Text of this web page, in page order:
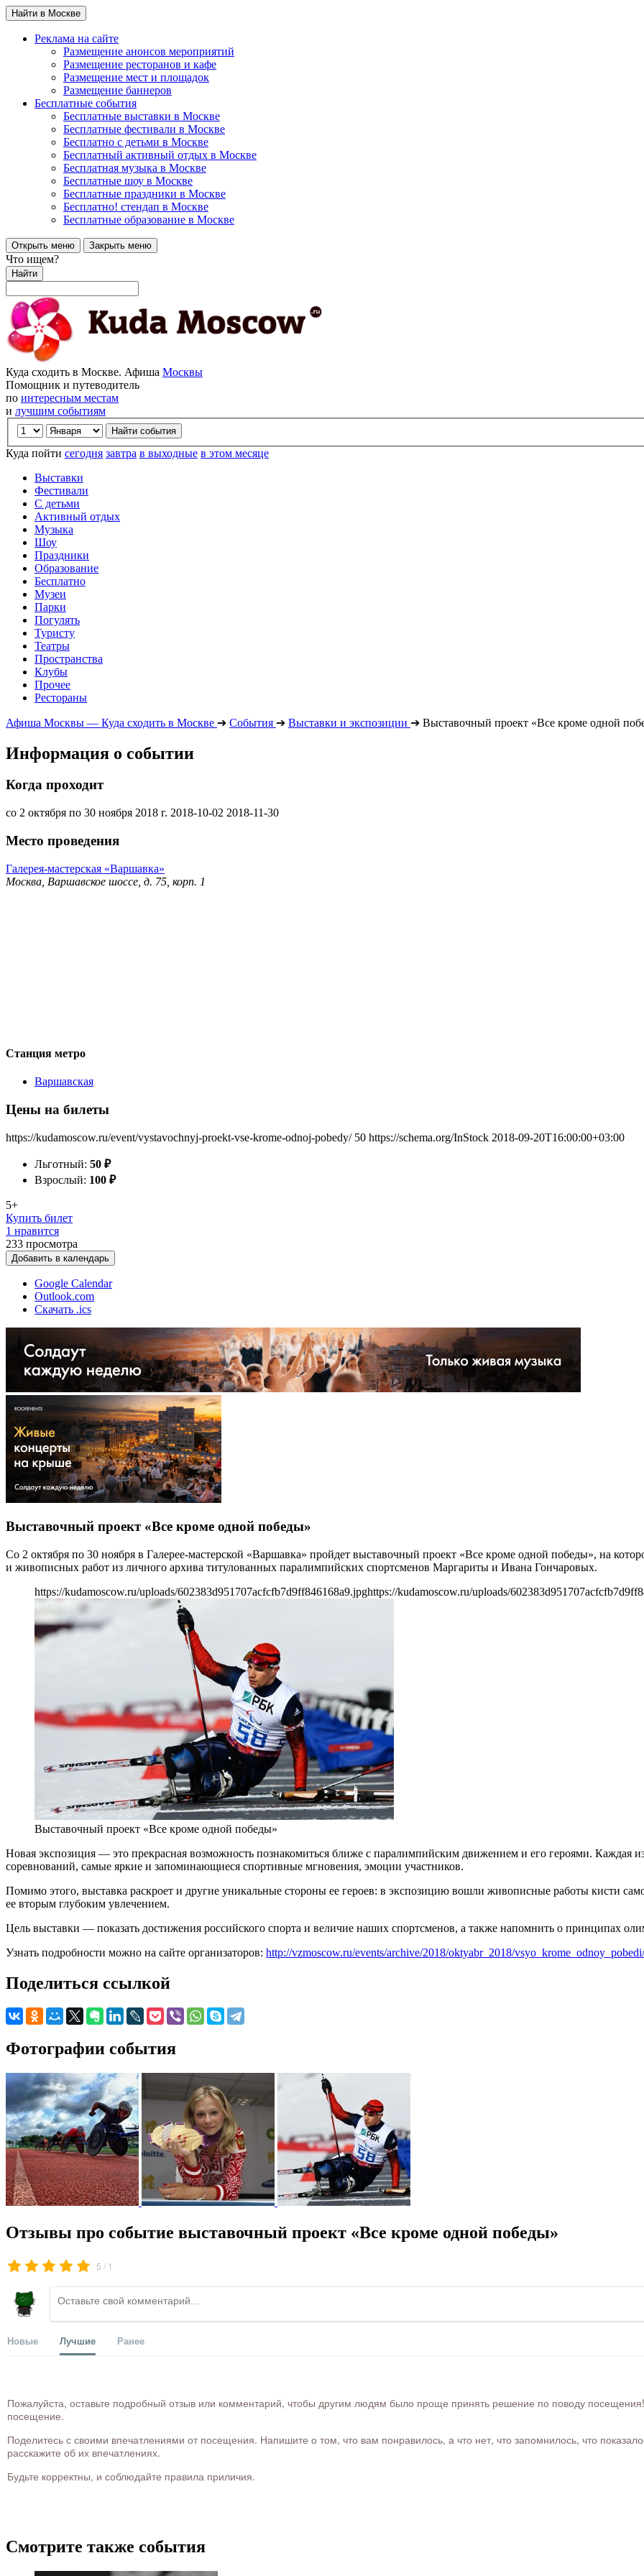
Найти в Москве
Реклама на сайте
Размещение анонсов мероприятий
Размещение ресторанов и кафе
Размещение мест и площадок
Размещение баннеров
Бесплатные события
Бесплатные выставки в Москве
Бесплатные фестивали в Москве
Бесплатно с детьми в Москве
Бесплатный активный отдых в Москве
Бесплатная музыка в Москве
Бесплатные шоу в Москве
Бесплатные праздники в Москве
Бесплатно! стендап в Москве
Бесплатные образование в Москве
Открыть меню Закрыть меню
Что ищем?
Найти
Куда сходить в Москве. Афиша Москвы
Помощник и путеводитель
по интересным местам
и лучшим событиям
Куда пойти сегодня завтра в выходные в этом месяце
Выставки
Фестивали
С детьми
Активный отдых
Музыка
Шоу
Праздники
Образование
Бесплатно
Музеи
Парки
Погулять
Туристу
Театры
Пространства
Клубы
Прочее
Рестораны
Афиша Москвы — Куда сходить в Москве ➔ События ➔ Выставки и экспозиции ➔ Выставочный проект «Все кроме одной
Информация о событии
Когда проходит
со 2 октября по 30 ноября 2018 г. 2018-10-02 2018-11-30
Место проведения
Галерея-мастерская «Варшавка»
Москва, Варшавское шоссе, д. 75, корп. 1
Станция метро
Варшавская
Цены на билеты
https://kudamoscow.ru/event/vystavochnyj-proekt-vse-krome-odnoj-pobedy/ 50 https://schema.org/InStock 2018-09-20T16:00:00+03:00
Льготный: 50 ₽
Взрослый: 100 ₽
5+
Купить билет
1 нравится
233 просмотра
Добавить в календарь
Google Calendar
Outlook.com
Скачать .ics
Выставочный проект «Все кроме одной победы»
Со 2 октября по 30 ноября в Галерее-мастерской «Варшавка» пройдет выставочный проект «Все кроме одной победы», на
и живописных работ из личного архива титулованных паралимпийских спортсменов Маргариты и Ивана Гончаровых.
https://kudamoscow.ru/uploads/602383d951707acfcfb7d9ff846168a9.jpghttps://kudamoscow.ru/uploads/
Выставочный проект «Все кроме одной победы»
Новая экспозиция — это прекрасная возможность познакомиться ближе с паралимпийским движением и его героями. Каждая
соревнований, самые яркие и запоминающиеся спортивные мгновения, эмоции участников.
Помимо этого, выставка раскроет и другие уникальные стороны ее героев: в экспозицию вошли живописные работы кисти
ее вторым глубоким увлечением.
Цель выставки — показать достижения российского спорта и величие наших спортсменов, а также напомнить о принципах
Узнать подробности можно на сайте организаторов: http://vzmoscow.ru/events/archive/2018/oktyabr_2018/
Поделиться ссылкой
Фотографии события
Отзывы про событие выставочный проект «Все кроме одной победы»
5 / 1
Новые Лучшие Ранее
Пожалуйста, оставьте подробный отзыв или комментарий, чтобы другим людям было проще принять решение по поводу посещения!
посещение.
Поделитесь с своими впечатлениями от посещения. Напишите о том, что вам понравилось, а что нет, что запомнилось, что
расскажите об их впечатлениях.
Будьте корректны, и соблюдайте правила приличия.
Смотрите также события